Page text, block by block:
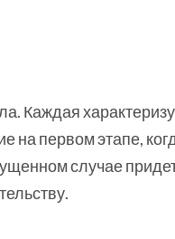
Каждая
на первом этапе,
случае